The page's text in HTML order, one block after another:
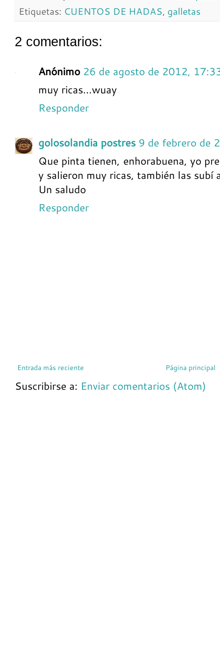
Etiquetas: CUENTOS DE HADAS, galletas
2 comentarios:
Anónimo 26 de agosto de 2012,
muy ricas...wuay
Responder
golosolandia postres 9 de febrero de
Que pinta tienen, enhorabuena, yo
y salieron muy ricas, también las subí
Un saludo
Responder
Entrada más reciente Página principal
Suscribirse a: Enviar comentarios (Atom)